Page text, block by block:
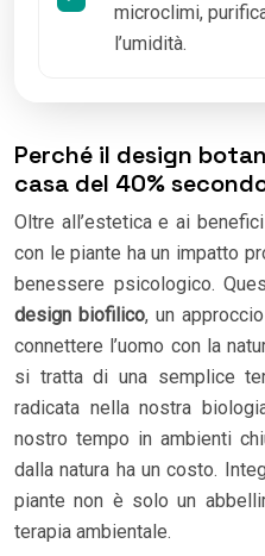
microclimi,
l’umidità.
Perché il design
casa del 40%
Oltre all’estetica e ai
con le piante ha un impatto
benessere psicologico.
design biofilico, un
connettere l’uomo con la
si tratta di una semplice
radicata nella nostra
nostro tempo in ambienti
dalla natura ha un costo.
piante non è solo un
terapia ambientale.